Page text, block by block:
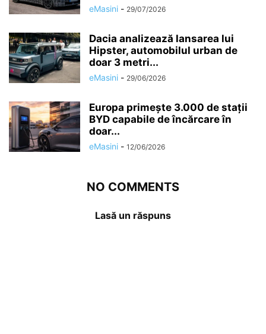
eMasini - 29/07/2026
Dacia analizează lansarea lui
Hipster, automobilul urban de
doar 3 metri...
eMasini - 29/06/2026
Europa primește 3.000 de stații
BYD capabile de încărcare în
doar...
eMasini - 12/06/2026
NO COMMENTS
Lasă un răspuns